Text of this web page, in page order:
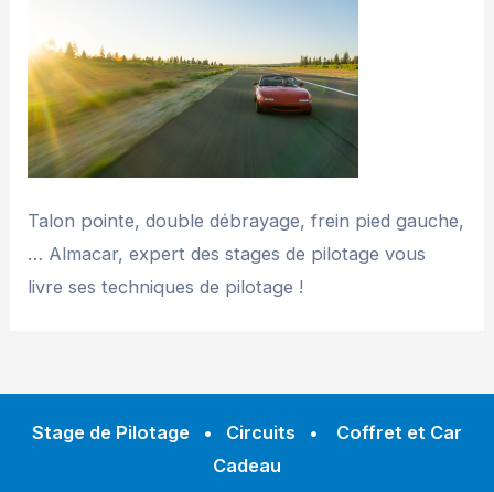
Talon pointe, double débrayage, frein pied gauche,
… Almacar, expert des stages de pilotage vous
livre ses techniques de pilotage !
Stage de Pilotage • Circuits • Coffret et Car
Cadeau